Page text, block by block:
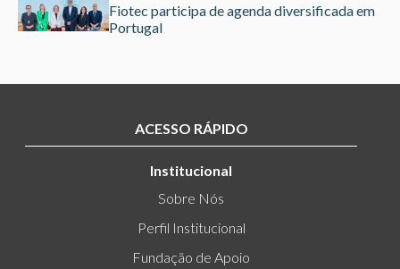
Fiotec participa de agenda diversificada em
Portugal
ACESSO RÁPIDO
Institucional
Sobre Nós
Perfil Institucional
Fundação de Apoio